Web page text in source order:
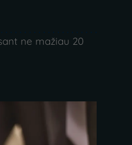
ne mažiau 20